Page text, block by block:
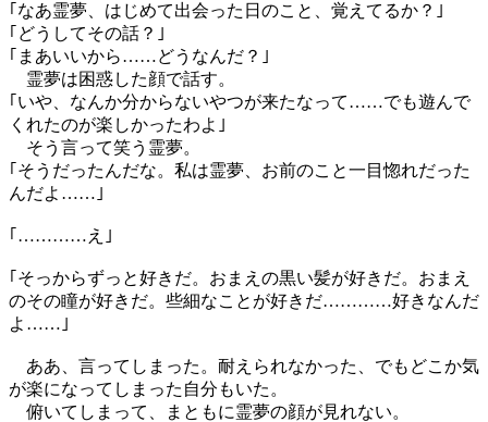
｢なあ霊夢、はじめて出会った日のこと、覚えてるか？｣
｢どうしてその話？｣
｢まあいいから……どうなんだ？｣
霊夢は困惑した顔で話す。
｢いや、なんか分からないやつが来たなって……でも遊んで
くれたのが楽しかったわよ｣
そう言って笑う霊夢。
｢そうだったんだな。私は霊夢、お前のこと一目惚れだった
んだよ……｣
｢…………え｣
｢そっからずっと好きだ。おまえの黒い髪が好きだ。おまえ
のその瞳が好きだ。些細なことが好きだ…………好きなんだ
よ……｣
ああ、言ってしまった。耐えられなかった、でもどこか気
が楽になってしまった自分もいた。
俯いてしまって、まともに霊夢の顔が見れない。